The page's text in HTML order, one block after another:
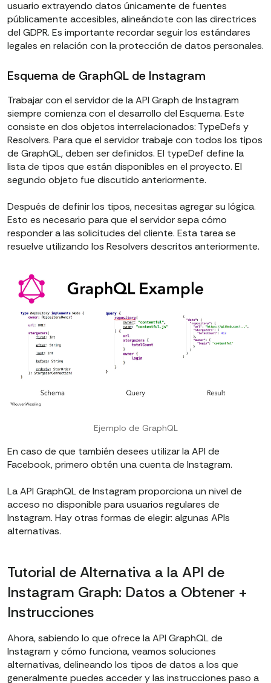
usuario extrayendo datos únicamente de fuentes
públicamente accesibles, alineándote con las directrices
del GDPR. Es importante recordar seguir los estándares
legales en relación con la protección de datos personales.
Esquema de GraphQL de Instagram
Trabajar con el servidor de la API Graph de Instagram
siempre comienza con el desarrollo del Esquema. Este
consiste en dos objetos interrelacionados: TypeDefs y
Resolvers. Para que el servidor trabaje con todos los tipos
de GraphQL, deben ser definidos. El typeDef define la
lista de tipos que están disponibles en el proyecto. El
segundo objeto fue discutido anteriormente.
Después de definir los tipos, necesitas agregar su lógica.
Esto es necesario para que el servidor sepa cómo
responder a las solicitudes del cliente. Esta tarea se
resuelve utilizando los Resolvers descritos anteriormente.
Ejemplo de GraphQL
En caso de que también desees utilizar la API de
Facebook, primero obtén una cuenta de Instagram.
La API GraphQL de Instagram proporciona un nivel de
acceso no disponible para usuarios regulares de
Instagram. Hay otras formas de elegir: algunas APIs
alternativas.
Tutorial de Alternativa a la API de
Instagram Graph: Datos a Obtener +
Instrucciones
Ahora, sabiendo lo que ofrece la API GraphQL de
Instagram y cómo funciona, veamos soluciones
alternativas, delineando los tipos de datos a los que
generalmente puedes acceder y las instrucciones paso a